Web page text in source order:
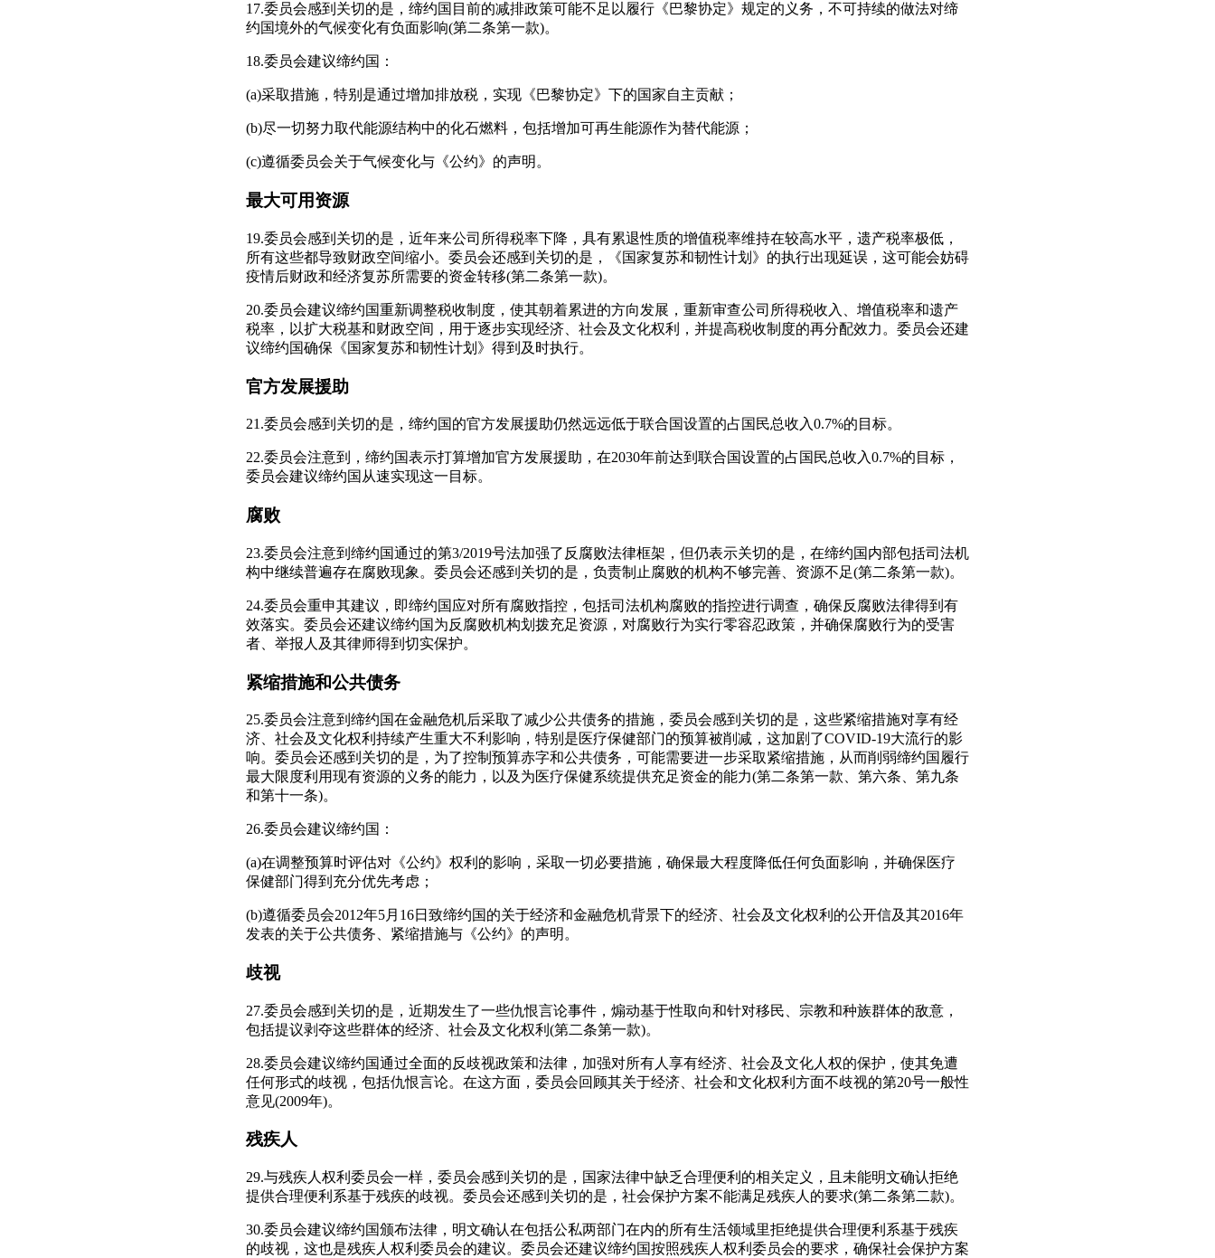
17.委员会感到关切的是，缔约国目前的减排政策可能不足以履行《巴黎协定》规定的义务，不可持续的做法对缔
约国境外的气候变化有负面影响(第二条第一款)。
18.委员会建议缔约国：
(a)采取措施，特别是通过增加排放税，实现《巴黎协定》下的国家自主贡献；
(b)尽一切努力取代能源结构中的化石燃料，包括增加可再生能源作为替代能源；
(c)遵循委员会关于气候变化与《公约》的声明。
最大可用资源
19.委员会感到关切的是，近年来公司所得税率下降，具有累退性质的增值税率维持在较高水平，遗产税率极低，
所有这些都导致财政空间缩小。委员会还感到关切的是，《国家复苏和韧性计划》的执行出现延误，这可能会妨碍
疫情后财政和经济复苏所需要的资金转移(第二条第一款)。
20.委员会建议缔约国重新调整税收制度，使其朝着累进的方向发展，重新审查公司所得税收入、增值税率和遗产
税率，以扩大税基和财政空间，用于逐步实现经济、社会及文化权利，并提高税收制度的再分配效力。委员会还建
议缔约国确保《国家复苏和韧性计划》得到及时执行。
官方发展援助
21.委员会感到关切的是，缔约国的官方发展援助仍然远远低于联合国设置的占国民总收入0.7%的目标。
22.委员会注意到，缔约国表示打算增加官方发展援助，在2030年前达到联合国设置的占国民总收入0.7%的目标，
委员会建议缔约国从速实现这一目标。
腐败
23.委员会注意到缔约国通过的第3/2019号法加强了反腐败法律框架，但仍表示关切的是，在缔约国内部包括司法机
构中继续普遍存在腐败现象。委员会还感到关切的是，负责制止腐败的机构不够完善、资源不足(第二条第一款)。
24.委员会重申其建议，即缔约国应对所有腐败指控，包括司法机构腐败的指控进行调查，确保反腐败法律得到有
效落实。委员会还建议缔约国为反腐败机构划拨充足资源，对腐败行为实行零容忍政策，并确保腐败行为的受害
者、举报人及其律师得到切实保护。
紧缩措施和公共债务
25.委员会注意到缔约国在金融危机后采取了减少公共债务的措施，委员会感到关切的是，这些紧缩措施对享有经
济、社会及文化权利持续产生重大不利影响，特别是医疗保健部门的预算被削减，这加剧了COVID-19大流行的影
响。委员会还感到关切的是，为了控制预算赤字和公共债务，可能需要进一步采取紧缩措施，从而削弱缔约国履行
最大限度利用现有资源的义务的能力，以及为医疗保健系统提供充足资金的能力(第二条第一款、第六条、第九条
和第十一条)。
26.委员会建议缔约国：
(a)在调整预算时评估对《公约》权利的影响，采取一切必要措施，确保最大程度降低任何负面影响，并确保医疗
保健部门得到充分优先考虑；
(b)遵循委员会2012年5月16日致缔约国的关于经济和金融危机背景下的经济、社会及文化权利的公开信及其2016年
发表的关于公共债务、紧缩措施与《公约》的声明。
歧视
27.委员会感到关切的是，近期发生了一些仇恨言论事件，煽动基于性取向和针对移民、宗教和种族群体的敌意，
包括提议剥夺这些群体的经济、社会及文化权利(第二条第一款)。
28.委员会建议缔约国通过全面的反歧视政策和法律，加强对所有人享有经济、社会及文化人权的保护，使其免遭
任何形式的歧视，包括仇恨言论。在这方面，委员会回顾其关于经济、社会和文化权利方面不歧视的第20号一般性
意见(2009年)。
残疾人
29.与残疾人权利委员会一样，委员会感到关切的是，国家法律中缺乏合理便利的相关定义，且未能明文确认拒绝
提供合理便利系基于残疾的歧视。委员会还感到关切的是，社会保护方案不能满足残疾人的要求(第二条第二款)。
30.委员会建议缔约国颁布法律，明文确认在包括公私两部门在内的所有生活领域里拒绝提供合理便利系基于残疾
的歧视，这也是残疾人权利委员会的建议。委员会还建议缔约国按照残疾人权利委员会的要求，确保社会保护方案